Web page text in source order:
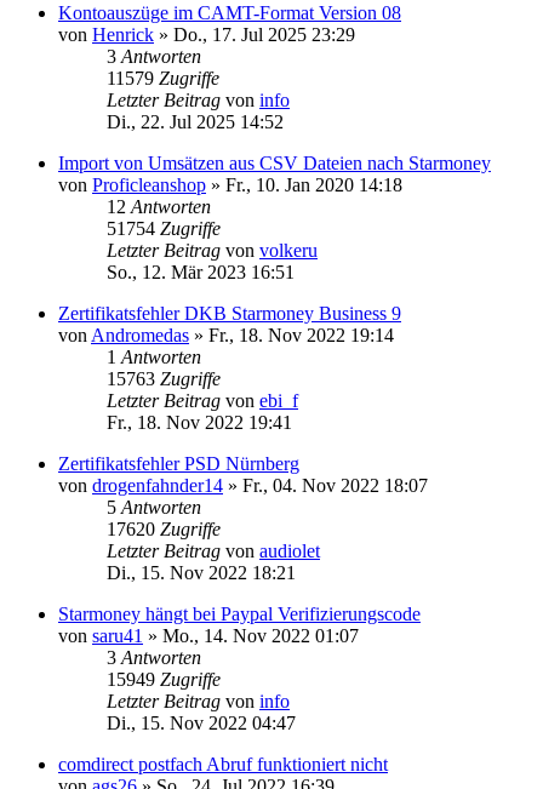
Kontoauszüge im CAMT-Format Version 08
von Henrick » Do., 17. Jul 2025 23:29
3 Antworten
11579 Zugriffe
Letzter Beitrag von info
Di., 22. Jul 2025 14:52
Import von Umsätzen aus CSV Dateien nach Starmoney
von Proficleanshop » Fr., 10. Jan 2020 14:18
12 Antworten
51754 Zugriffe
Letzter Beitrag von volkeru
So., 12. Mär 2023 16:51
Zertifikatsfehler DKB Starmoney Business 9
von Andromedas » Fr., 18. Nov 2022 19:14
1 Antworten
15763 Zugriffe
Letzter Beitrag von ebi_f
Fr., 18. Nov 2022 19:41
Zertifikatsfehler PSD Nürnberg
von drogenfahnder14 » Fr., 04. Nov 2022 18:07
5 Antworten
17620 Zugriffe
Letzter Beitrag von audiolet
Di., 15. Nov 2022 18:21
Starmoney hängt bei Paypal Verifizierungscode
von saru41 » Mo., 14. Nov 2022 01:07
3 Antworten
15949 Zugriffe
Letzter Beitrag von info
Di., 15. Nov 2022 04:47
comdirect postfach Abruf funktioniert nicht